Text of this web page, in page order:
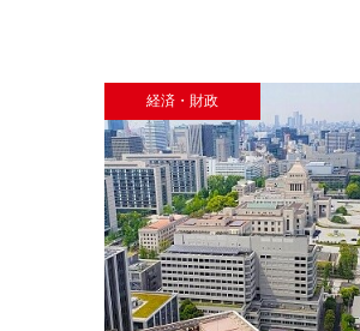
経済・財政